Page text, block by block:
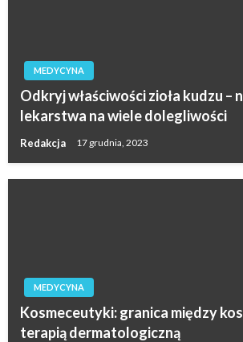
MEDYCYNA
Odkryj właściwości zioła kudzu –
lekarstwa na wiele dolegliwości
Redakcja 17 grudnia, 2023
MEDYCYNA
Kosmeceutyki: granica między
terapią dermatologiczną